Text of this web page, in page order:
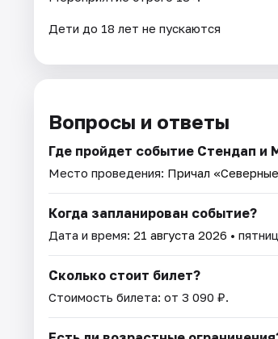
Дети до 18 лет не пускаются
Вопросы и ответы
Где пройдет событие Стендап и
Место проведения: Причал
Когда запланирован событие?
Дата и время: 21 августа 2026 •
Сколько стоит билет?
Стоимость билета: от 3 090 ₽.